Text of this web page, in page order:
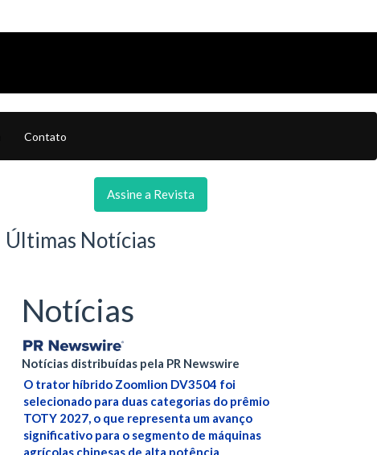
Contato
Assine a Revista
Últimas Notícias
Notícias
Notícias distribuídas pela PR Newswire
O trator híbrido Zoomlion DV3504 foi
selecionado para duas categorias do prêmio
TOTY 2027, o que representa um avanço
significativo para o segmento de máquinas
agrícolas chinesas de alta potência